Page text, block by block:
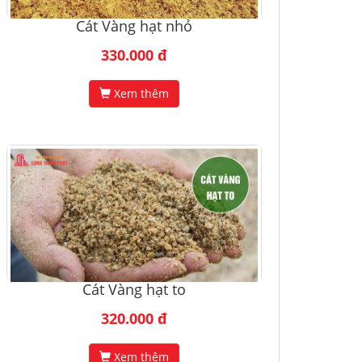
Cát Vàng hạt nhỏ
330.000 đ
Xem thêm
Cát Vàng hạt to
320.000 đ
Xem thêm